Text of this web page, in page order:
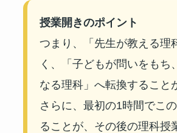
授業開きのポイント
つまり、「先生が教える理
く、「子どもが問いをもち
なる理科」へ転換すること
さらに、最初の1時間でこ
ることが、その後の理科授